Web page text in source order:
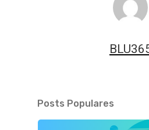
Posts Populares